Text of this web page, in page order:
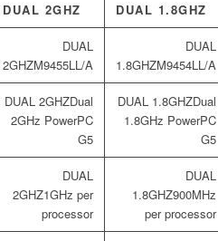
DUAL 1.8GHZ
DUAL 2GHZ
M9454LL/A
M9455LL/A
Dual
1.8GHz PowerPC
G5
Dual
2GHz PowerPC
G5
900MHz
per processor
1GHz per
processor